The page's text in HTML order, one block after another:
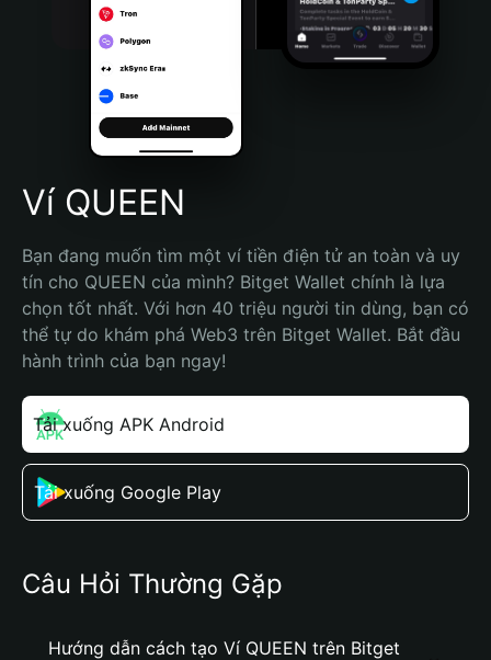
Português (Brasil)
Español (Argentina)
Ví QUEEN
Bạn đang muốn tìm một ví tiền điện tử an toàn và uy
tín cho QUEEN của mình? Bitget Wallet chính là lựa
chọn tốt nhất. Với hơn 40 triệu người tin dùng, bạn có
thể tự do khám phá Web3 trên Bitget Wallet. Bắt đầu
hành trình của bạn ngay!
Tải xuống APK Android
Tải xuống Google Play
Câu Hỏi Thường Gặp
Hướng dẫn cách tạo Ví QUEEN trên Bitget